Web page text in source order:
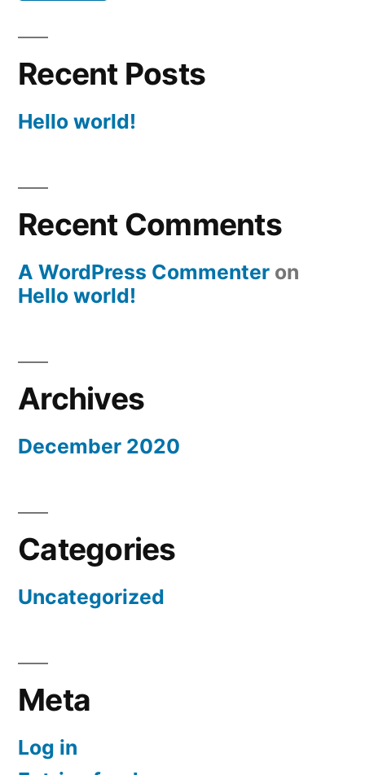
Recent Posts
Hello world!
Recent Comments
A WordPress Commenter on
Hello world!
Archives
December 2020
Categories
Uncategorized
Meta
Log in